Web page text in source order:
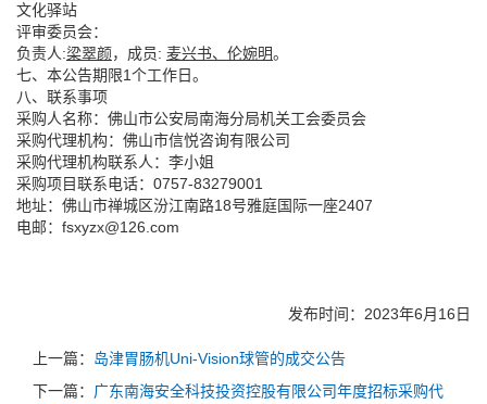
文化驿站
评审委员会：
负责人:梁翠颜，成员: 麦兴书、 伦婉明。
七、本公告期限1个工作日。
八、联系事项
采购人名称：佛山市公安局南海分局机关工会委员会
采购代理机构：佛山市信悦咨询有限公司
采购代理机构联系人：李小姐
采购项目联系电话：0757-83279001
地址：佛山市禅城区汾江南路18号雅庭国际一座2407
电邮：fsxyzx@126.com
发布时间：2023年6月16日
上一篇： 岛津胃肠机Uni-Vision球管的成交公告
下一篇： 广东南海安全科技投资控股有限公司年度招标采购代